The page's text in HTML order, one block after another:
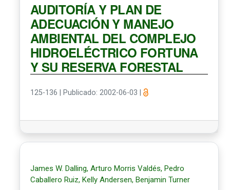
AUDITORÍA Y PLAN DE
ADECUACIÓN Y MANEJO
AMBIENTAL DEL COMPLEJO
HIDROELÉCTRICO FORTUNA
Y SU RESERVA FORESTAL
125-136 Publicado: 2002-06-03
James W. Dalling, Arturo Morris Valdés, Pedro
Caballero Ruiz, Kelly Andersen, Benjamin Turner